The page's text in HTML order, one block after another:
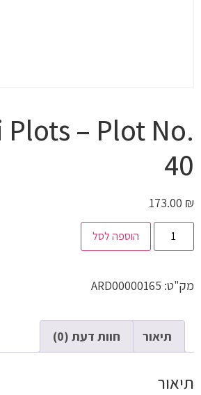
Plots – Plot No.
40
173.00 ₪
הוספה לסל
מק"ט: ARD00000165
תיאור חוות דעת (0)
תיאור